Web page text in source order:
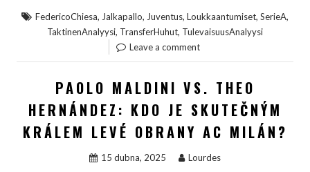
FedericoChiesa, Jalkapallo, Juventus, Loukkaantumiset, SerieA,
TaktinenAnalyysi, TransferHuhut, TulevaisuusAnalyysi
Leave a comment
PAOLO MALDINI VS. THEO
HERNÁNDEZ: KDO JE SKUTEČNÝM
KRÁLEM LEVÉ OBRANY AC MILÁN?
15 dubna, 2025 Lourdes